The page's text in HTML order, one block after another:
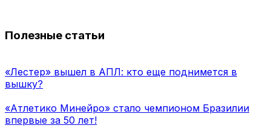
Полезные статьи
«Лестер» вышел в АПЛ: кто еще поднимется в
вышку?
«Атлетико Минейро» стало чемпионом Бразилии
впервые за 50 лет!